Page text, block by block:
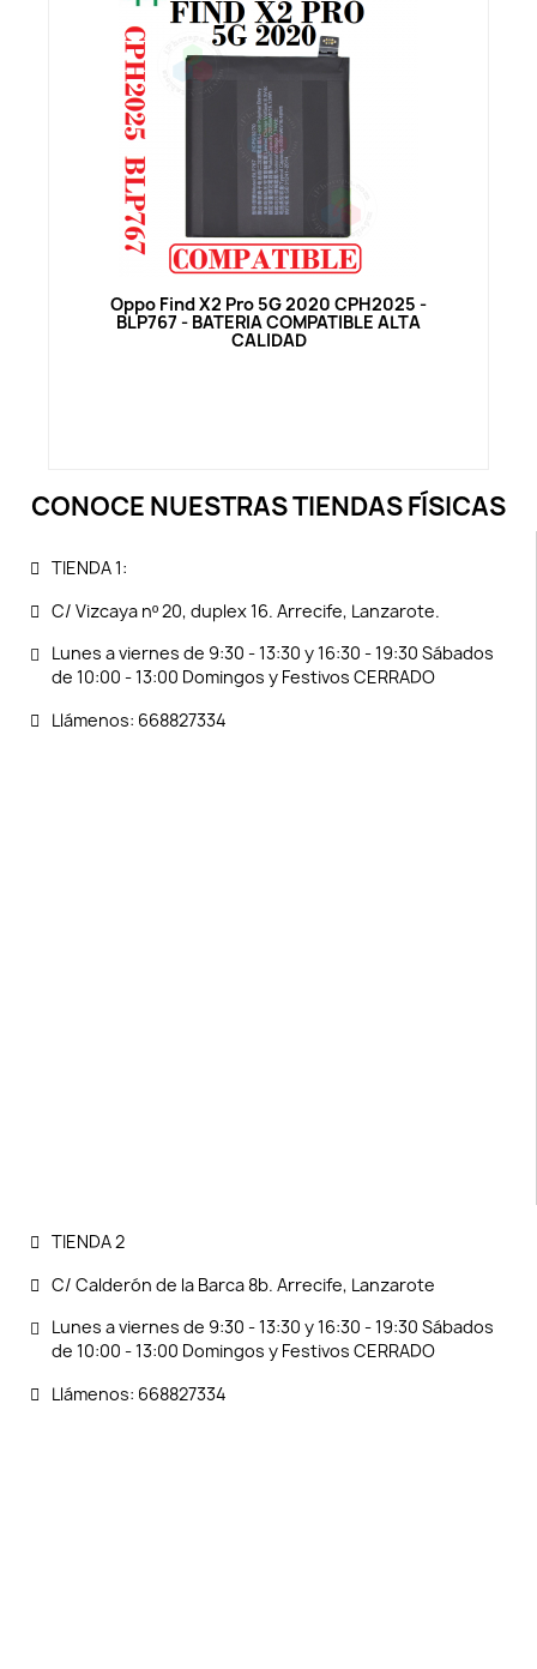
Vista rápida
Oppo Find X2 Pro 5G 2020 CPH2025 -
BLP767 - BATERIA COMPATIBLE ALTA
CALIDAD
CONOCE NUESTRAS TIENDAS FÍSICAS
TIENDA 1:
C/ Vizcaya nº 20, duplex 16. Arrecife, Lanzarote.
Lunes a viernes de 9:30 - 13:30 y 16:30 - 19:30 Sábados
de 10:00 - 13:00 Domingos y Festivos CERRADO
Llámenos: 668827334
TIENDA 2
C/ Calderón de la Barca 8b. Arrecife, Lanzarote
Lunes a viernes de 9:30 - 13:30 y 16:30 - 19:30 Sábados
de 10:00 - 13:00 Domingos y Festivos CERRADO
Llámenos: 668827334